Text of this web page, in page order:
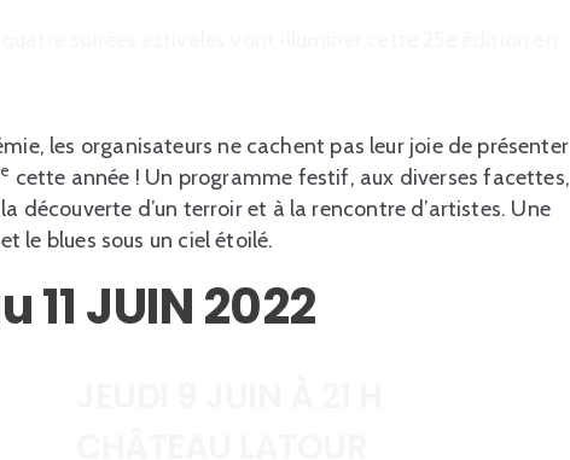
les organisateurs ne cachent pas leur joie de présenter
e cette année ! Un programme festif, aux diverses facettes,
découverte d’un terroir et à la rencontre d’artistes. Une
le blues sous un ciel étoilé.
JUIN 2022